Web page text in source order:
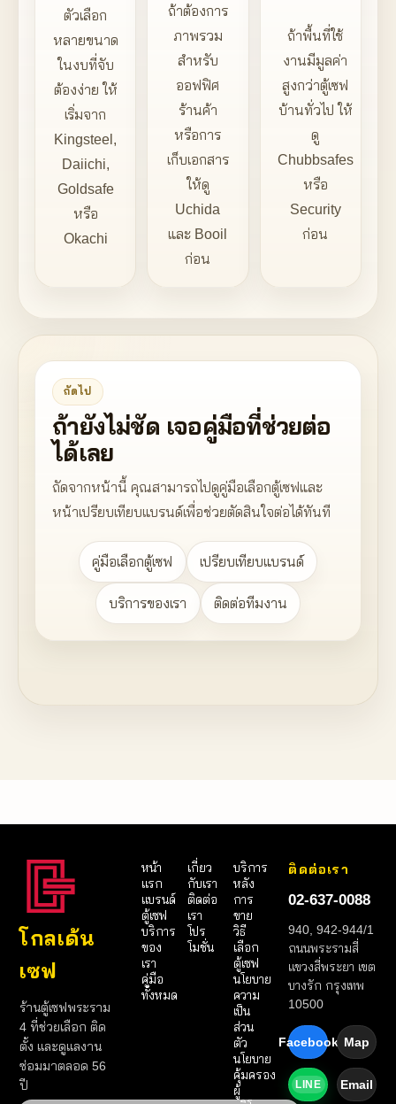
ตัวเลือก
หลายขนาด
ในงบที่จับ
ต้องง่าย ให้
เริ่มจาก
Kingsteel,
Daiichi,
Goldsafe
หรือ
Okachi
ถ้าต้องการ
ภาพรวม
สำหรับ
ออฟฟิศ
ร้านค้า
หรือการ
เก็บเอกสาร
ให้ดู
Uchida
และ Booil
ก่อน
ถ้าพื้นที่ใช้
งานมีมูลค่า
สูงกว่าตู้เซฟ
บ้านทั่วไป ให้
ดู
Chubbsafes
หรือ
Security
ก่อน
ถัดไป
ถ้ายังไม่ชัด เจอคู่มือที่ช่วยต่อ
ได้เลย
ถัดจากหน้านี้ คุณสามารถไปดูคู่มือเลือกตู้เซฟและ
หน้าเปรียบเทียบแบรนด์เพื่อช่วยตัดสินใจต่อได้ทันที
คู่มือเลือกตู้เซฟ เปรียบเทียบแบรนด์
บริการของเรา ติดต่อทีมงาน
โกลเด้น
เซฟ
ร้านตู้เซฟพระราม
4 ที่ช่วยเลือก ติด
ตั้ง และดูแลงาน
ซ่อมมาตลอด 56
ปี
หน้า
แรก
แบรนด์
ตู้เซฟ
บริการ
ของ
เรา
คู่มือ
ทั้งหมด
เกี่ยว
กับเรา
ติดต่อ
เรา
โปร
โมชั่น
บริการ
หลัง
การ
ขาย
วิธี
เลือก
ตู้เซฟ
นโยบาย
ความ
เป็น
ส่วน
ตัว
นโยบาย
คุ้มครอง
ผู้
ติดต่อเรา
02-637-0088
940, 942-944/1
ถนนพระรามสี่
แขวงสี่พระยา เขต
บางรัก กรุงเทพ
10500
Facebook Map
LINE Email